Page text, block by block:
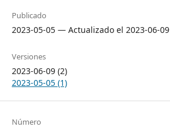
Publicado
2023-05-05 — Actualizado el 2023-06-09
Versiones
2023-06-09 (2)
2023-05-05 (1)
Número